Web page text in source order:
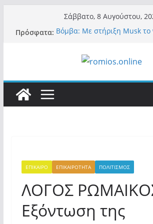
περιεχόμενο
Σάββατο, 8 Αυγούστου,
Πρόσφατα: Βόμβα: Με στήριξη Musk το
πανικό, πατριωτικό
εγκλήματά του στην
τον έκαναν μέλος της
Οι ρυθμιστές – Σαμαράς και
το διεφθαρμένο σύστημα
ΕΠΙΚΑΙΡΟ ΕΠΙΚΑΙΡΟΤΗΤΑ ΠΟΛΙΤΙΣΜΟΣ
ΛΟΓΟΣ
Εξόντωση της